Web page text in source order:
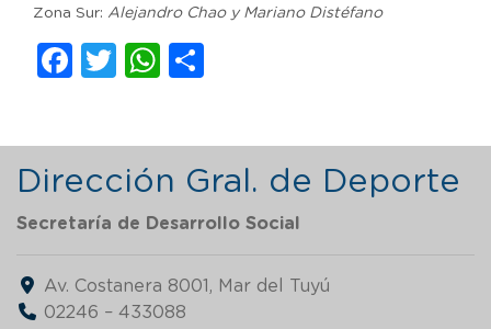
Zona Sur: Alejandro Chao y Mariano Distéfano
Facebook
TwitterWhatsApp
Dirección Gral. de Deporte
Secretaría de Desarrollo Social
Av. Costanera 8001, Mar del Tuyú
02246 – 433088